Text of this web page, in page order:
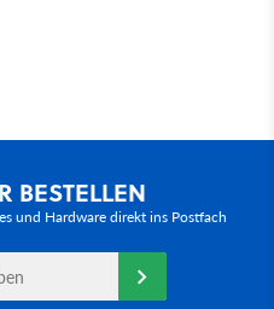
BESTELLEN
und Hardware direkt ins Postfach